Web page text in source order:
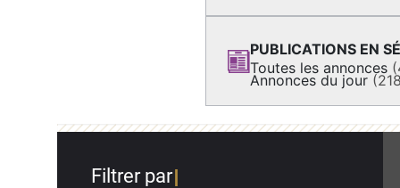
PUBLICATIONS EN
Toutes les annonces
Annonces du jour
Filtrer par